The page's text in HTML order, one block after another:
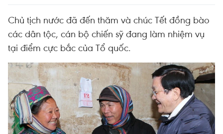
Chủ tịch nước đã đến thăm và chúc Tết đồng bào
các dân tộc, cán bộ chiến sỹ đang làm nhiệm vụ
tại điểm cực bắc của Tổ quốc.